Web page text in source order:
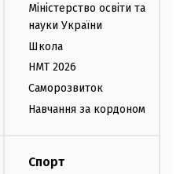
Міністерство освіти та
науки України
Школа
НМТ 2026
Саморозвиток
Навчання за кордоном
Спорт